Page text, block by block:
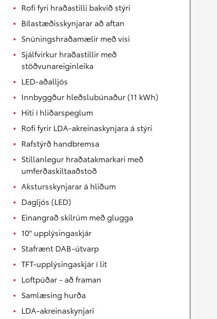
Rofi fyri hraðastilli bakvið stýri
Bílastæðisskynjarar að aftan
Snúningshraðamælir með vísi
Sjálfvirkur hraðastillir með
stöðvunareiginleika
LED-aðalljós
Innbyggður hleðslubúnaður (11 kWh)
Hiti í hliðarspeglum
Rofi fyrir LDA-akreinaskynjara á stýri
Rafstýrð handbremsa
Stillanlegur hraðatakmarkari með
umferðaskiltaaðstoð
Akstursskynjarar á hliðum
Dagljós (LED)
Einangrað skilrúm með glugga
10" upplýsingaskjár
Stafrænt DAB-útvarp
TFT-upplýsingaskjár í lit
Loftpúðar - að framan
Samlæsing hurða
LDA-akreinaskynjari